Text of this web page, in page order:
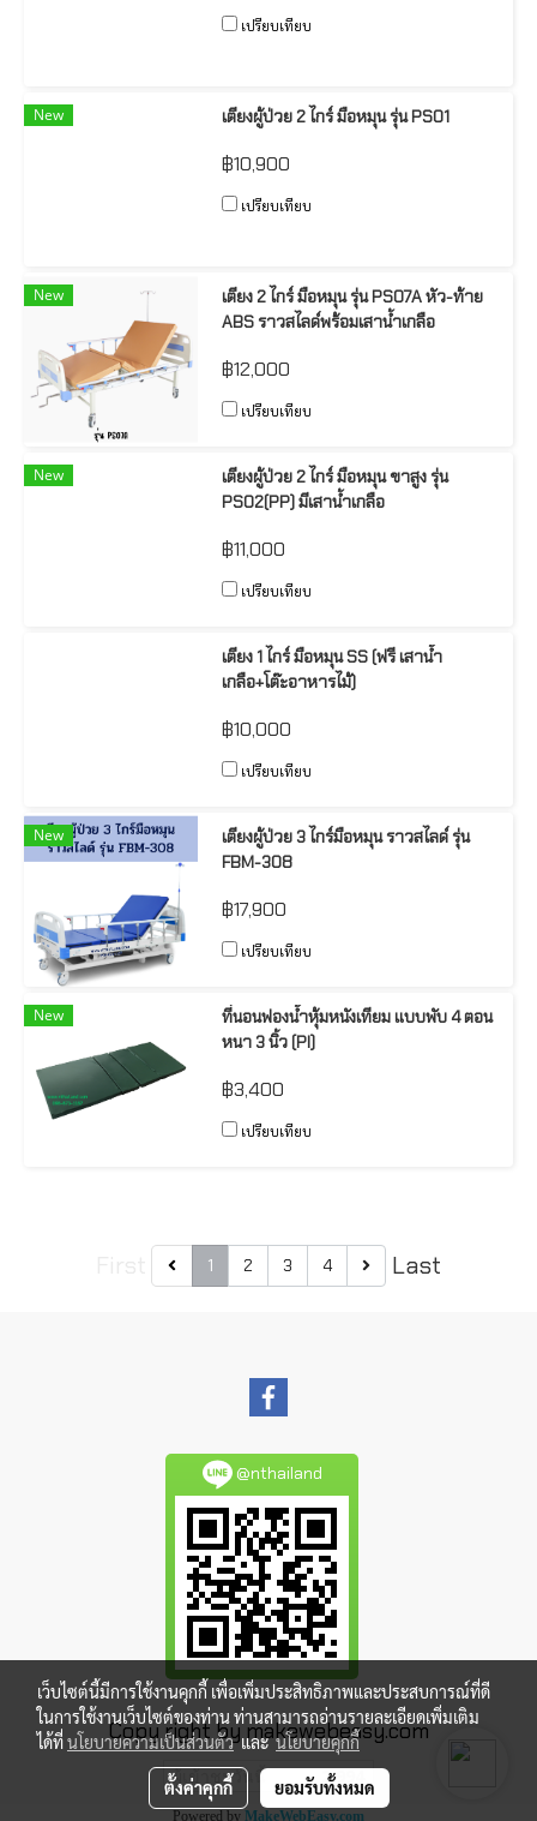
เปรียบเทียบ
New เตียงผู้ป่วย 2 ไกร์ มือหมุน รุ่น PS01
฿10,900
เปรียบเทียบ
New
เตียง 2 ไกร์ มือหมุน รุ่น PS07A หัว-ท้าย
ABS ราวสไลด์พร้อมเสาน้ำเกลือ
฿12,000
เปรียบเทียบ
New
เตียงผู้ป่วย 2 ไกร์ มือหมุน ขาสูง รุ่น
PS02(PP) มีเสาน้ำเกลือ
฿11,000
เปรียบเทียบ
เตียง 1 ไกร์ มือหมุน SS (ฟรี เสาน้ำ
เกลือ+โต๊ะอาหารไม้)
฿10,000
เปรียบเทียบ
New
เตียงผู้ป่วย 3 ไกร์มือหมุน ราวสไลด์ รุ่น
FBM-308
฿17,900
เปรียบเทียบ
New
ที่นอนฟองน้ำหุ้มหนังเทียม แบบพับ 4 ตอน
หนา 3 นิ้ว (PI)
฿3,400
เปรียบเทียบ
1 2 3 4 Last
@nthailand
Copy right by makewebeasy.com
ผู้เข้าชมวันนี้ 2,994
Powered by MakeWebEasy.com
เว็บไซต์นี้มีการใช้งานคุกกี้ เพื่อเพิ่มประสิทธิภาพและประสบการณ์ที่ดี
ในการใช้งานเว็บไซต์ของท่าน ท่านสามารถอ่านรายละเอียดเพิ่มเติม
ได้ที่นโยบายความเป็นส่วนตัวและนโยบายคุกกี้
ตั้งค่าคุกกี้ ยอมรับทั้งหมด